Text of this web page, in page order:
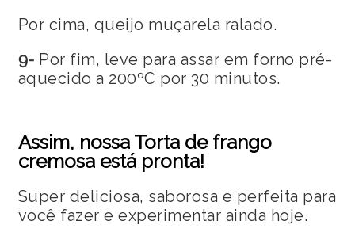
Por cima, queijo muçarela ralado.
9- Por fim, leve para assar em forno pré-
aquecido a 200ºC por 30 minutos.
Assim, nossa Torta de frango
cremosa está pronta!
Super deliciosa, saborosa e perfeita para
você fazer e experimentar ainda hoje.